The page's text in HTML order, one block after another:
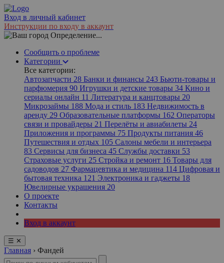
Вход в личный кабинет
Инструкции по входу в аккаунт
Определение...
Сообщить о проблеме
Категории
Все категории:
Автозапчасти 28 Банки и финансы 243 Бьюти-товары и
парфюмерия 90 Игрушки и детские товары 34 Кино и
сериалы онлайн 11 Литература и канцтовары 20
Микрозаймы 188 Мода и стиль 183 Недвижимость в
аренду 29 Образовательные платформы 162 Операторы
связи и провайдеры 21 Перелёты и авиабилеты 24
Приложения и программы 75 Продукты питания 46
Путешествия и отдых 105 Салоны мебели и интерьера
83 Сервисы для бизнеса 45 Службы доставки 53
Страховые услуги 25 Стройка и ремонт 16 Товары для
садоводов 27 Фармацевтика и медицина 114 Цифровая и
бытовая техника 121 Электроника и гаджеты 18
Ювелирные украшения 20
О проекте
Контакты
Вход в аккаунт
☰ ✕
Главная › Фандей